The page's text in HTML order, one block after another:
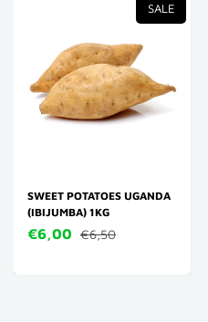
SALE
SWEET POTATOES UGANDA
(IBIJUMBA) 1KG
€6,00 €6,50